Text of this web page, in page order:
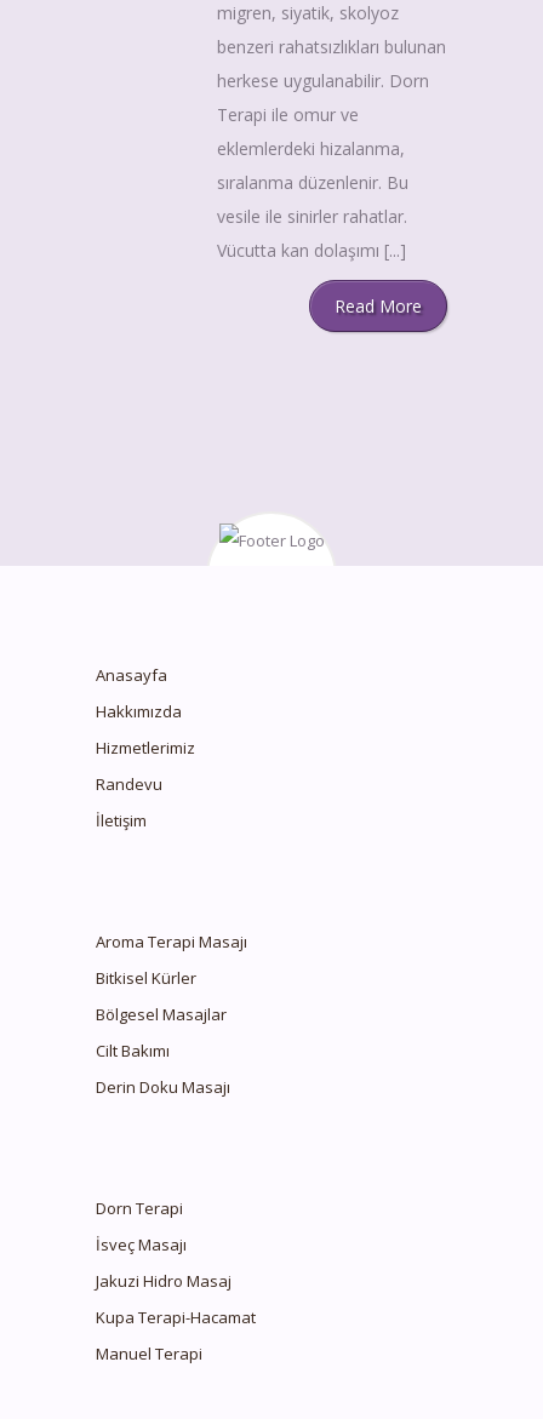
migren, siyatik, skolyoz
benzeri rahatsızlıkları bulunan
herkese uygulanabilir. Dorn
Terapi ile omur ve
eklemlerdeki hizalanma,
sıralanma düzenlenir. Bu
vesile ile sinirler rahatlar.
Vücutta kan dolaşımı [...]
Read More
Anasayfa
Hakkımızda
Hizmetlerimiz
Randevu
İletişim
Aroma Terapi Masajı
Bitkisel Kürler
Bölgesel Masajlar
Cilt Bakımı
Derin Doku Masajı
Dorn Terapi
İsveç Masajı
Jakuzi Hidro Masaj
Kupa Terapi-Hacamat
Manuel Terapi